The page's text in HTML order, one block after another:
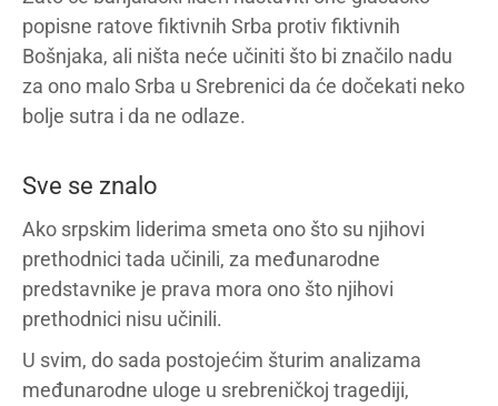
popisne ratove fiktivnih Srba protiv fiktivnih
Bošnjaka, ali ništa neće učiniti što bi značilo nadu
za ono malo Srba u Srebrenici da će dočekati neko
bolje sutra i da ne odlaze.
Sve se znalo
Ako srpskim liderima smeta ono što su njihovi
prethodnici tada učinili, za međunarodne
predstavnike je prava mora ono što njihovi
prethodnici nisu učinili.
U svim, do sada postojećim šturim analizama
međunarodne uloge u srebreničkoj tragediji,